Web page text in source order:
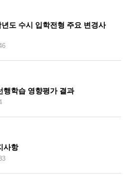
도 수시 입학전형 주요 변경사
행학습 영향평가 결과
사항